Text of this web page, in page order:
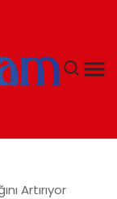
Artırıyor